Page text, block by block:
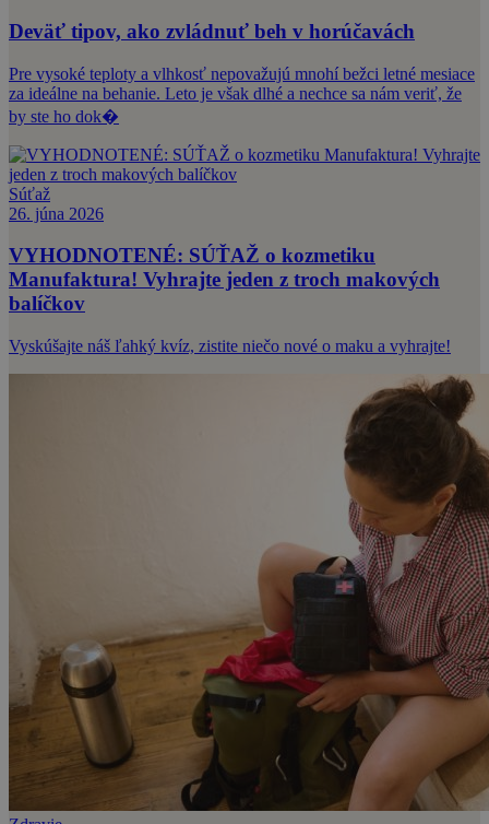
Deväť tipov, ako zvládnuť beh v horúčavách
Pre vysoké teploty a vlhkosť nepovažujú mnohí bežci letné mesiace
za ideálne na behanie. Leto je však dlhé a nechce sa nám veriť, že
by ste ho dok�
Súťaž
26. júna 2026
VYHODNOTENÉ: SÚŤAŽ o kozmetiku
Manufaktura! Vyhrajte jeden z troch makových
balíčkov
Vyskúšajte náš ľahký kvíz, zistite niečo nové o maku a vyhrajte!